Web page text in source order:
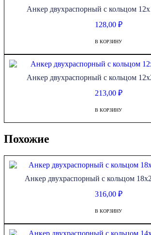
Анкер двухраспорный с кольцом
128,00 ₽
В КОРЗИНУ
Анкер двухраспорный с кольцом
213,00 ₽
В КОРЗИНУ
Похожие
Анкер двухраспорный с кольцом
316,00 ₽
В КОРЗИНУ